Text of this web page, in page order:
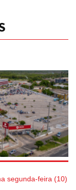
segunda-feira (10)